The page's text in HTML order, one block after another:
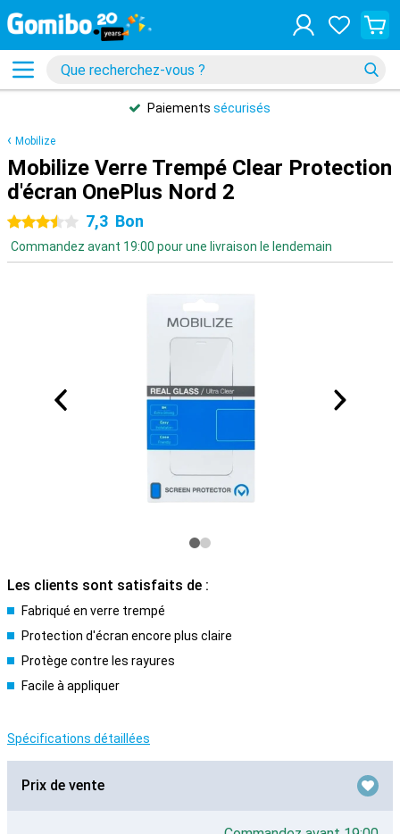
Paiements sécurisés
Mobilize
Mobilize Verre Trempé Clear Protection
d'écran OnePlus Nord 2
3.5 étoiles
7,3 Bon
Commandez avant 19:00 pour une livraison le lendemain
Les clients sont satisfaits de :
Fabriqué en verre trempé
Protection d'écran encore plus claire
Protège contre les rayures
Facile à appliquer
Spécifications détaillées
Prix de vente